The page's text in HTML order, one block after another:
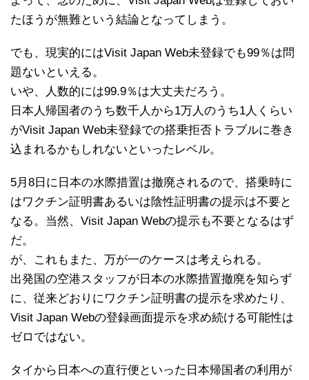
たほうが無難という結論となってしまう。
でも、現実的にはVisit Japan Web未登録でも99％は問
題ないといえる。
いや、人数的には99.9％は大丈夫だろう。
日本人帰国者のうち数千人から1万人のうち1人くらい
がVisit Japan Web未登録での搭乗拒否トラブルに巻き
込まれるかもしれないといったレベル。
5月8日に日本の水際措置は撤廃されるので、搭乗時に
はワクチン証明書あるいは陰性証明書の提示は不要と
なる。当然、Visit Japan Webの提示も不要となるはず
だ。
が、これもまた、万が一のケースは考えられる。
出発国の空港スタッフが日本の水際措置撤廃を知らず
に、従来どおりにワクチン証明書の提示を求めたり、
Visit Japan Webの登録画面提示を求め続ける可能性は
ゼロではない。
タイから日本への直行便といった日本帰国者の利用が